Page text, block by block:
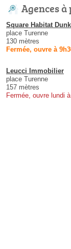
Agences
Square Habitat
place Turenne
130 mètres
Fermée, ouvre à
Leucci Immobilier
place Turenne
157 mètres
Fermée, ouvre lundi